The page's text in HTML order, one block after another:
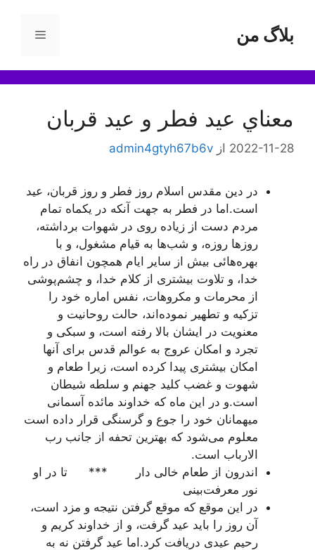
محتوابلاگ من فهرست
معناي‌ عيد فطر و عيد قربان
2022-11-28 از admin4gtyh67b6v
در دين مقدس اسلام روز فطر و روز قربان، عيد
است.اما در فطر به جهت‌ آنکه در يکماه تمام
مردم دست از زياده‌ روى در شهوات برداشته،
روزها روزه، و شب‌ها به قيام مشغول، و با
بهره‌هائى بيش از ساير ايام همچون انفاق در راه
خدا، و تلاوت بيشترى از کلام خدا، و چشم‌پوشى
از محرمات و مکروهات، نفس اماره خود را
تزکيه و تطهير نموده‌اند، حالت روحانيت و
معنويت در ايشان بالا رفته است، و سبکى و
تجرد و امکان عروج به عوالم قدس براى آنها
امکان بيشترى پيدا کرده است، زيرا طعام و
شهوت و غضب کليد جهنم و سلطه شيطان
است.و در اين ماه که خداوند مائده آسمانى
ميهمانان خود را جوع و گرسنگى قرار داده است
معلوم مى‌شود که بهترين تحفه از جانب رب
الارباب است.
اندرون از طعام خالى دار *** تا در او
نور معرفت‌بينى
در اين موقع که موقع گرفتن نتيجه و مزد است،
آن روز را بايد عيد گرفت، و از خداوند کريم و
رحيم عيدى دريافت کرد.اما عيد گرفتن نه به